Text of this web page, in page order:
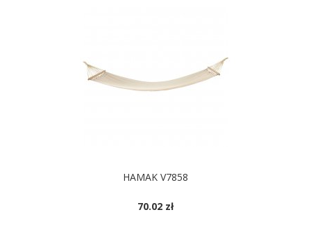
HAMAK V7858
70.02 zł